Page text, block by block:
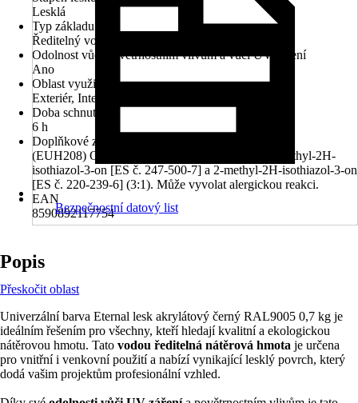
Lesklá
Typ základu
Ředitelný vodou
Odolnost vůči povětrnostním vlivům a vůči UV záření
Ano
Oblast využití
Exteriér, Interiér
Doba schnutí cca
6 h
Doplňkové znaky nebezpečnosti (věty EUH)
(EUH208) Obsahuje reakční hmota z: 5-chlor-2-methyl-2H-
isothiazol-3-on [ES č. 247-500-7] a 2-methyl-2H-isothiazol-3-on
[ES č. 220-239-6] (3:1). Může vyvolat alergickou reakci.
EAN
8590892117754
Bezpečnostní datový list
Popis
Přeskočit oblast
Univerzální barva Eternal lesk akrylátový černý RAL9005 0,7 kg je
ideálním řešením pro všechny, kteří hledají kvalitní a ekologickou
nátěrovou hmotu. Tato vodou ředitelná nátěrová hmota je určena
pro vnitřní i venkovní použití a nabízí vynikající lesklý povrch, který
dodá vašim projektům profesionální vzhled.